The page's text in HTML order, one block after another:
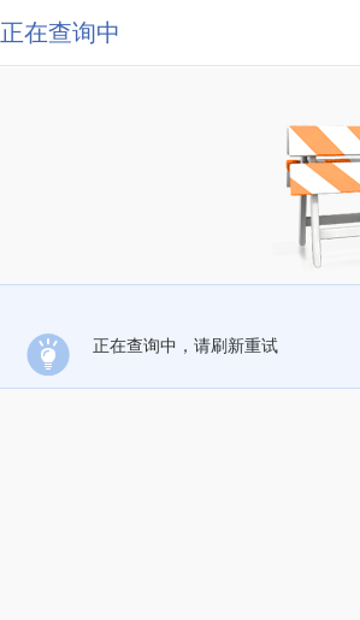
正在查询中
正在查询中，请刷新重试